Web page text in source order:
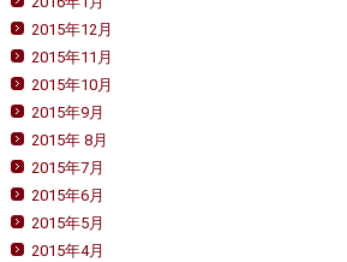
2015年12月
2015年11月
2015年10月
2015年9月
2015年 8月
2015年7月
2015年6月
2015年5月
2015年4月